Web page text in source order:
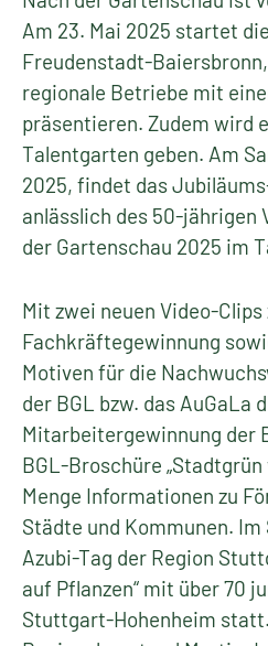
Am 23. Mai 2025 startet
Freudenstadt-
regionale Betriebe mit
präsentieren. Zudem wird
Talentgarten geben. Am
2025, findet das
anlässlich des 50-jährigen
der Gartenschau 2025 im
Mit zwei neuen Video-Clips
Fachkräftegewinnung
Motiven für die
der BGL bzw. das AuGaLa
Mitarbeitergewinnung der
BGL-Broschüre
Menge Informationen zu
Städte und Kommunen.
Azubi-Tag der Region
auf Pflanzen“ mit über 70
Stuttgart-Hohenheim